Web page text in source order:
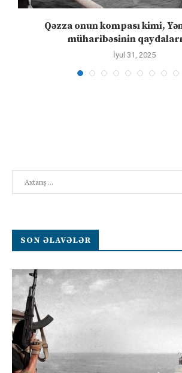
Qəzza onun kompası kimi,
müharibəsinin
İyul 31, 2025
SON ƏLAVƏLƏR